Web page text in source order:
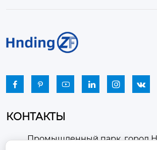
     
КОНТАКТЫ
Промышленный парк, город